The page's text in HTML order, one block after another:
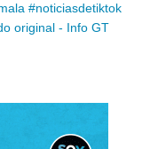
#noticiasdetiktok
original - Info GT